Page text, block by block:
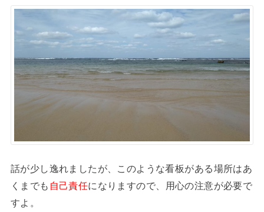
話が少し逸れましたが、このような看板がある場所はあ
くまでも 自己責任になりますので、用心の注意が必要で
すよ。